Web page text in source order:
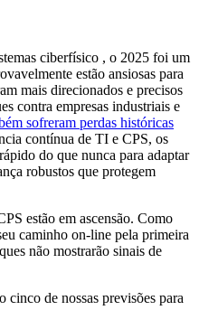
ciberfísico , o 2025 foi um
estão ansiosas para
mais direcionados e precisos
contra empresas industriais e
sofreram perdas históricas
contínua de TI e CPS, os
do que nunca para adaptar
robustos que protegem
estão em ascensão. Como
caminho on-line pela primeira
não mostrarão sinais de
cinco de nossas previsões para